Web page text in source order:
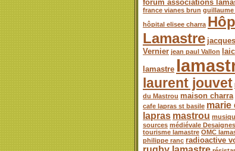
forum associations
france vianes brun guillaume
hôpital elisee charra
Lamastre jacques
Vernier jean paul Vallon
lamastre
laurent jouvet
du Mastrou maison charra
cafe lapras st basile marie
lapras mastrou
sources médiévale Desaignes
tourisme lamastre OMC
philippe ranc radioactive